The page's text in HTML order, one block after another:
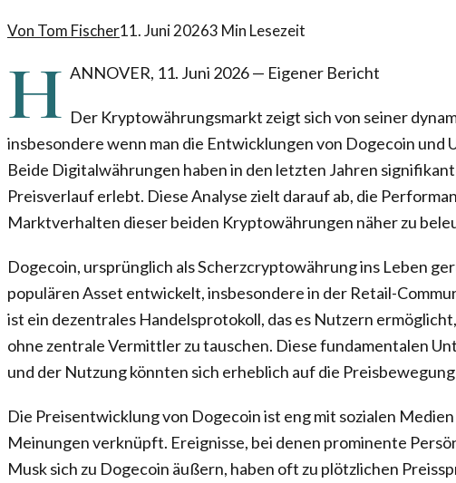
Von Tom Fischer11. Juni 20263 Min Lesezeit
H ANNOVER, 11. Juni 2026— Eigener Bericht
Der Kryptowährungsmarkt zeigt sich von seiner
insbesondere wenn man die Entwicklungen von Dogecoin und
Beide Digitalwährungen haben in den letzten Jahren
Preisverlauf erlebt. Diese Analyse zielt darauf ab, die
Marktverhalten dieser beiden Kryptowährungen näher zu
Dogecoin, ursprünglich als Scherzcryptowährung ins Leben
populären Asset entwickelt, insbesondere in der Retail-
ist ein dezentrales Handelsprotokoll, das es Nutzern
ohne zentrale Vermittler zu tauschen. Diese fundamentalen
und der Nutzung könnten sich erheblich auf die
Die Preisentwicklung von Dogecoin ist eng mit sozialen
Meinungen verknüpft. Ereignisse, bei denen prominente
Musk sich zu Dogecoin äußern, haben oft zu plötzlichen